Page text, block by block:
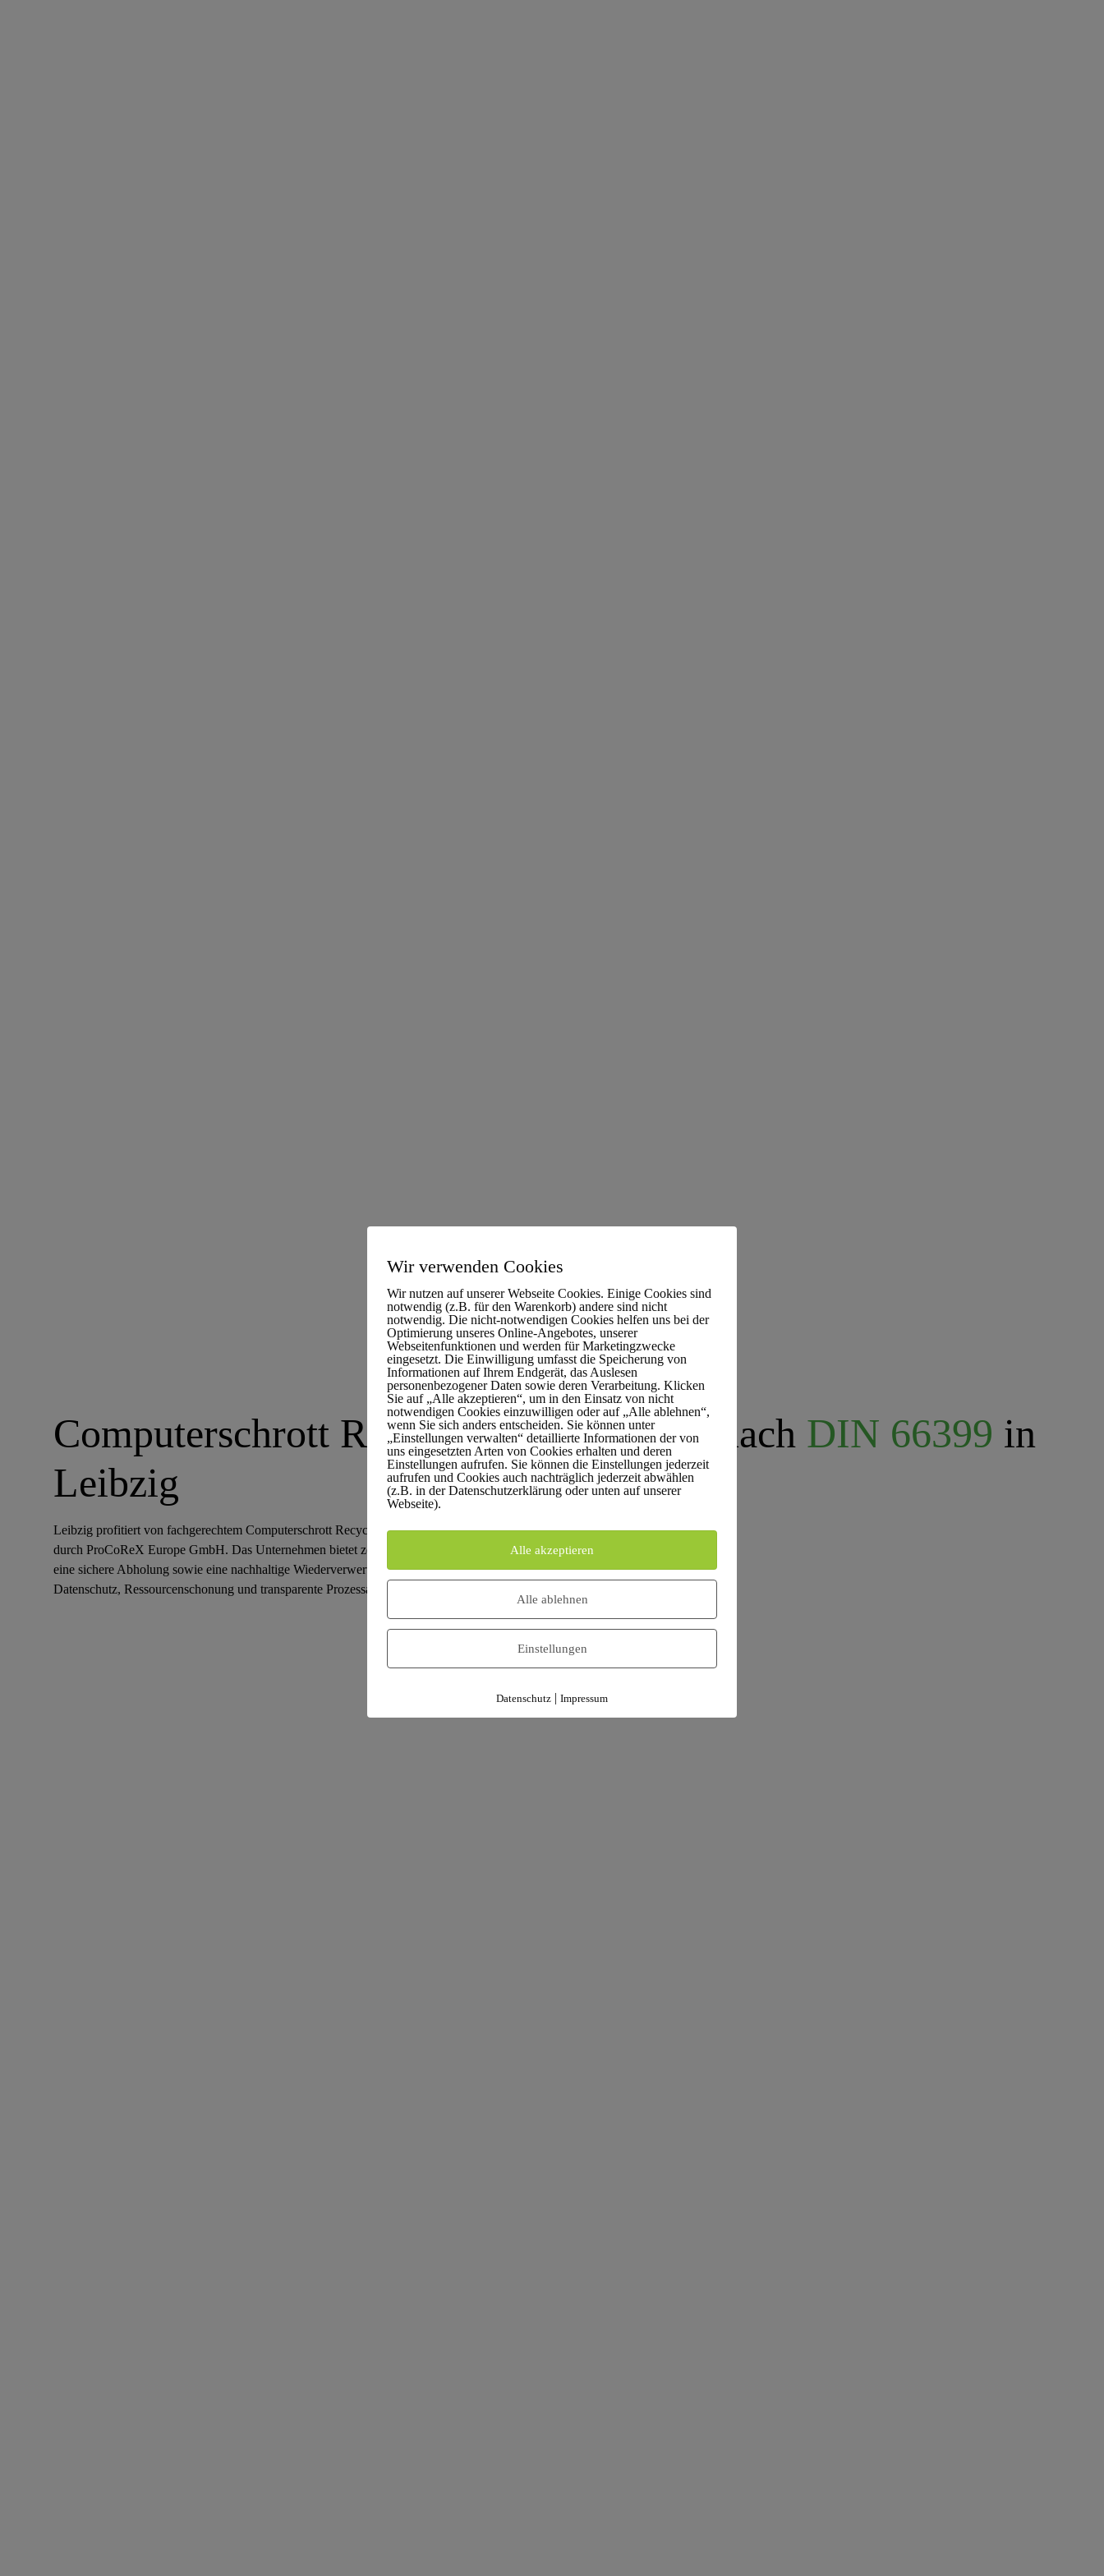
Computerschrott Recyclingfachgerecht nach DIN 66399 in
Leibzig
Leibzig profitiert von fachgerechtem Computerschrott Recycling und zuverlässiger Computerschrott Entsorgung
durch ProCoReX Europe GmbH. Das Unternehmen bietet zertifizierte Datenträgervernichtung nach DIN 66399,
eine sichere Abholung sowie eine nachhaltige Wiederverwertung sämtlicher IT-Geräte. Im Mittelpunkt stehen dabei
Datenschutz, Ressourcenschonung und transparente Prozessabläufe.
Wir verwenden Cookies
Wir nutzen auf unserer Webseite Cookies. Einige Cookies sind
notwendig (z.B. für den Warenkorb) andere sind nicht
notwendig. Die nicht-notwendigen Cookies helfen uns bei der
Optimierung unseres Online-Angebotes, unserer
Webseitenfunktionen und werden für Marketingzwecke
eingesetzt. Die Einwilligung umfasst die Speicherung von
Informationen auf Ihrem Endgerät, das Auslesen
personenbezogener Daten sowie deren Verarbeitung. Klicken
Sie auf „Alle akzeptieren“, um in den Einsatz von nicht
notwendigen Cookies einzuwilligen oder auf „Alle ablehnen“,
wenn Sie sich anders entscheiden. Sie können unter
„Einstellungen verwalten“ detaillierte Informationen der von
uns eingesetzten Arten von Cookies erhalten und deren
Einstellungen aufrufen. Sie können die Einstellungen jederzeit
aufrufen und Cookies auch nachträglich jederzeit abwählen
(z.B. in der Datenschutzerklärung oder unten auf unserer
Webseite).
Alle akzeptieren
Alle ablehnen
Einstellungen
Datenschutz | Impressum